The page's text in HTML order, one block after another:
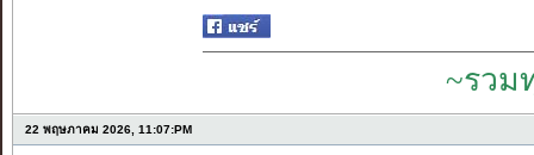
~รวม
22 พฤษภาคม 2026, 11:07:PM